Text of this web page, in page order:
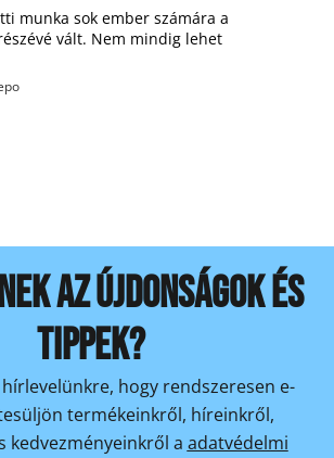
munka sok ember számára a
vált. Nem mindig lehet
AZ ÚJDONSÁGOK ÉS
TIPPEK?
hogy rendszeresen e-
termékeinkről, híreinkről,
kedvezményeinkről a adatvédelmi